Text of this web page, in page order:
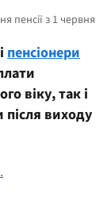
пенсіонери
віку, так і
виходу